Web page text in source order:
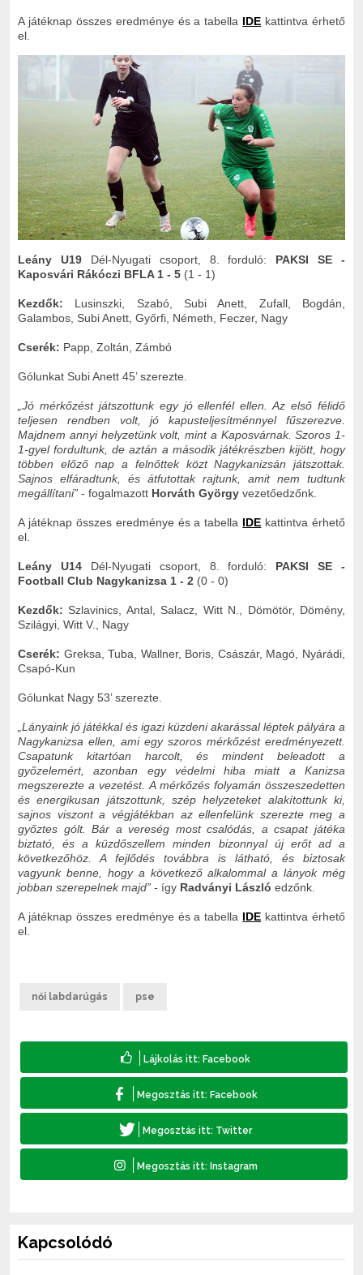
A játéknap összes eredménye és a tabella IDE kattintva érhető
el.
Leány U19 Dél-Nyugati csoport, 8. forduló: PAKSI SE -
Kaposvári Rákóczi BFLA 1 - 5 (1 - 1)
Kezdők: Lusinszki, Szabó, Subi Anett, Zufall, Bogdán,
Galambos, Subi Anett, Győrfi, Németh, Feczer, Nagy
Cserék: Papp, Zoltán, Zámbó
Gólunkat Subi Anett 45’ szerezte.
Jó mérkőzést játszottunk egy jó ellenfél ellen. Az első félidő
teljesen rendben volt, jó kapusteljesítménnyel fűszerezve.
Majdnem annyi helyzetünk volt, mint a Kaposvárnak. Szoros 1-
1-gyel fordultunk, de aztán a második játékrészben kijött, hogy
többen előző nap a felnőttek közt Nagykanizsán játszottak.
Sajnos elfáradtunk, és átfutottak rajtunk, amit nem tudtunk
megállítani” - fogalmazott Horváth György vezetőedzőnk.
A játéknap összes eredménye és a tabella IDE kattintva érhető
el.
Leány U14Dél-Nyugati csoport, 8. forduló: PAKSI SE -
Football Club Nagykanizsa 1 - 2 (0 - 0)
Kezdők: Szlavinics, Antal, Salacz, Witt N., Dömötör, Dömény,
Szilágyi, Witt V., Nagy
Cserék: Greksa, Tuba, Wallner, Boris, Császár, Magó, Nyárádi,
Csapó-Kun
Gólunkat Nagy 53’ szerezte.
Lányaink jó játékkal és igazi küzdeni akarással léptek pályára a
Nagykanizsa ellen, ami egy szoros mérkőzést eredményezett.
Csapatunk kitartóan harcolt, és mindent beleadott a
győzelemért, azonban egy védelmi hiba miatt a Kanizsa
megszerezte a vezetést. A mérkőzés folyamán összeszedetten
és energikusan játszottunk, szép helyzeteket alakítottunk ki,
sajnos viszont a végjátékban az ellenfelünk szerezte meg a
győztes gólt. Bár a vereség most csalódás, a csapat játéka
biztató, és a küzdőszellem minden bizonnyal új erőt ad a
következőhöz. A fejlődés továbbra is látható, és biztosak
vagyunk benne, hogy a következő alkalommal a lányok még
jobban szerepelnek majd” - így Radványi László edzőnk.
A játéknap összes eredménye és a tabella IDE kattintva érhető
el.
női labdarúgás pse
Kapcsolódó